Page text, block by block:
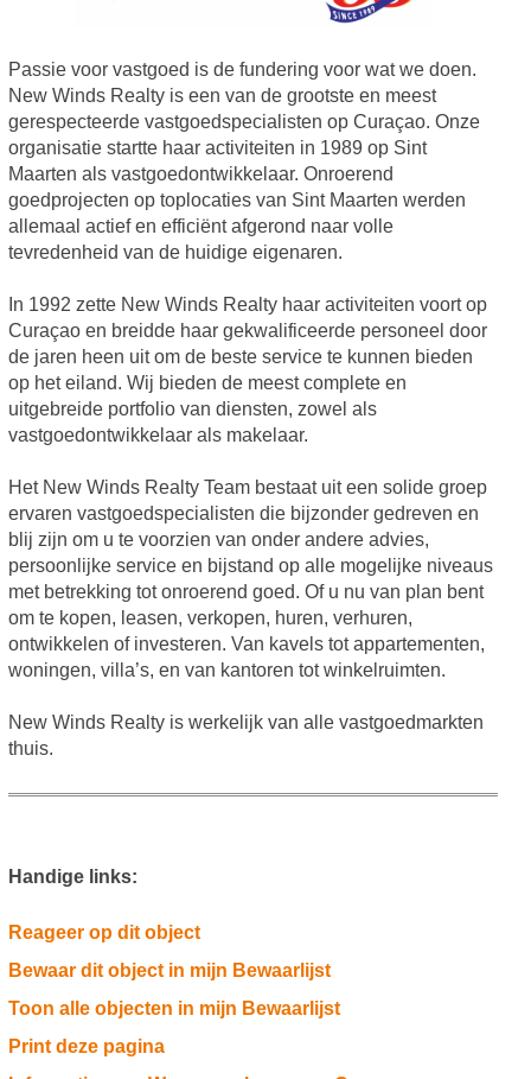
Passie voor vastgoed is de fundering voor wat we doen.
New Winds Realty is een van de grootste en meest
gerespecteerde vastgoedspecialisten op Curaçao. Onze
organisatie startte haar activiteiten in 1989 op Sint
Maarten als vastgoedontwikkelaar. Onroerend
goedprojecten op toplocaties van Sint Maarten werden
allemaal actief en efficiënt afgerond naar volle
tevredenheid van de huidige eigenaren.
In 1992 zette New Winds Realty haar activiteiten voort op
Curaçao en breidde haar gekwalificeerde personeel door
de jaren heen uit om de beste service te kunnen bieden
op het eiland. Wij bieden de meest complete en
uitgebreide portfolio van diensten, zowel als
vastgoedontwikkelaar als makelaar.
Het New Winds Realty Team bestaat uit een solide groep
ervaren vastgoedspecialisten die bijzonder gedreven en
blij zijn om u te voorzien van onder andere advies,
persoonlijke service en bijstand op alle mogelijke niveaus
met betrekking tot onroerend goed. Of u nu van plan bent
om te kopen, leasen, verkopen, huren, verhuren,
ontwikkelen of investeren. Van kavels tot appartementen,
woningen, villa’s, en van kantoren tot winkelruimten.
New Winds Realty is werkelijk van alle vastgoedmarkten
thuis.
Handige links:
Reageer op dit object
Bewaar dit object in mijn Bewaarlijst
Toon alle objecten in mijn Bewaarlijst
Print deze pagina